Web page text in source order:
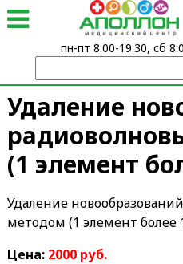
Удаление
(1 элемент
Удаление
методом (1 элемент более
Цена: 2000 руб.
пн-пт 8:00-19:30, сб